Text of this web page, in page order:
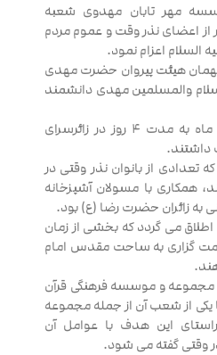
مهر تابان مهدوی شعبه
ولی عصر (ع) ۳۰ نفر از اعضای نذر وقت و عموم مردم
السلام اعزام نمود.
مهمان هیئت پیروان حضرت مهدی
والمسلمین مهدی دانشمند
مسافران دوشنبه ۲۷ دی ماه به مدت ۴ روز در زائرسرای
داشتند.
تعدادی از بانوان نذر وقتی در
همکاری با مسولان آشپزخانه
زائران حضرت رضا (ع) بود.
می گردد که بخشی از زمان
گزاری به ساحت مقدس امام
مجموعه و موسسه فرهنگی قرآن
یکی از شعب آن از جمله مجموعه
این هدف با عوامل آن
وقتی گفته می شود.